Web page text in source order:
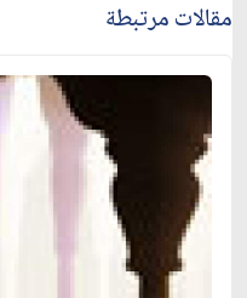
مقالات مرتبطة